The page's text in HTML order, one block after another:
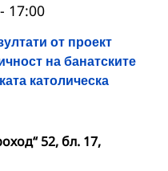
от проект
на банатските
католическа
- 17:00
52, бл. 17,